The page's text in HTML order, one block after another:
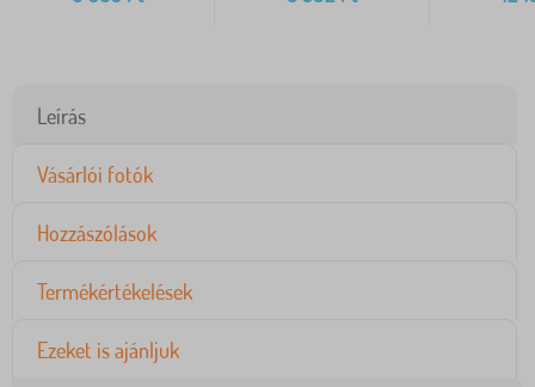
Leírás
Vásárlói fotók
Hozzászólások
Termékértékelések
Ezeket is ajánljuk